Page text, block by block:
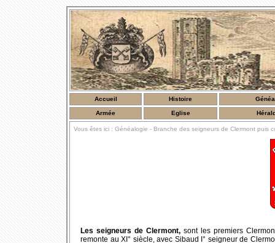
Accueil Histoire
Armée Eglise
Vous êtes ici : Généalogie - Branche des seigneurs de Clermont puis
Les seigneurs de Clermont, sont les premiers
remonte au XI° siècle, avec Sibaud I° seigneur de